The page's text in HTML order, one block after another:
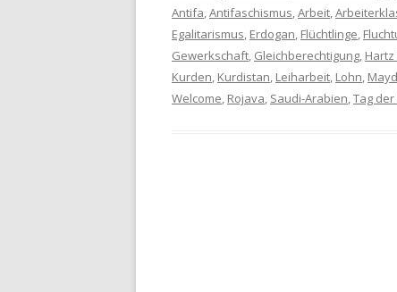
Antifa,Antifaschismus,Arbeit,
Egalitarismus, Erdogan, Flüchtlinge,
Gewerkschaft, Gleichberechtigung, Hartz
Kurden, Kurdistan, Leiharbeit, Lohn,
Welcome, Rojava, Saudi-Arabien,Tag